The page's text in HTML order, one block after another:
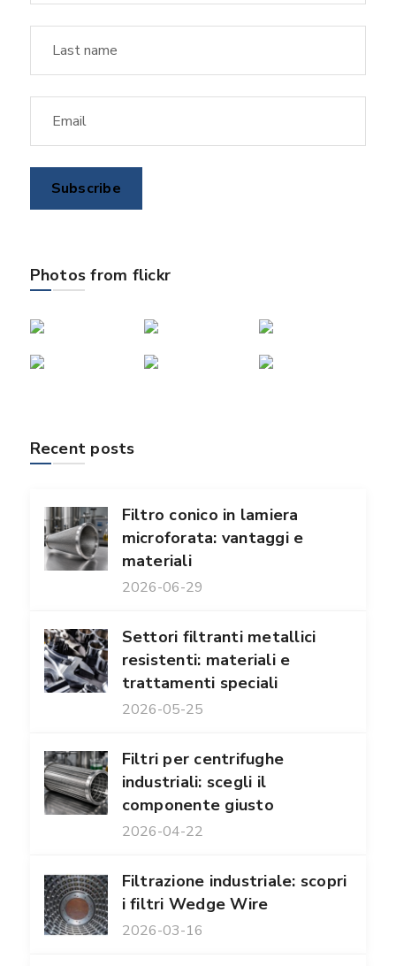
Photos from flickr
Recent posts
Filtro conico in lamiera
microforata: vantaggi e
materiali
2026-06-29
Settori filtranti metallici
resistenti: materiali e
trattamenti speciali
2026-05-25
Filtri per centrifughe
industriali: scegli il
componente giusto
2026-04-22
Filtrazione industriale: scopri
i filtri Wedge Wire
2026-03-16